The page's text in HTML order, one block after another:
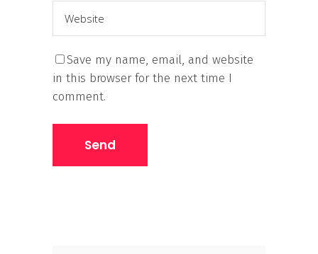
Save my name, email, and website
in this browser for the next time I
comment.